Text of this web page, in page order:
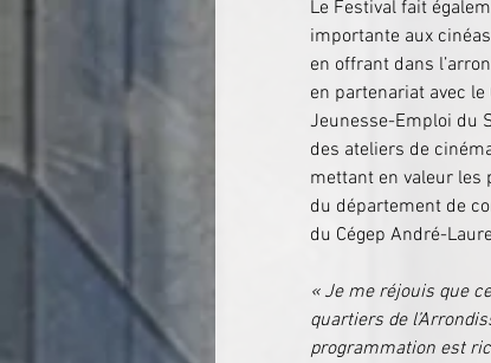
Le Festival fait
importante aux
en offrant dans
en partenariat avec le
Jeunesse-Emploi du
des ateliers de
mettant en valeur les
du département de
du Cégep André-
« Je me réjouis que
quartiers de
programmation est